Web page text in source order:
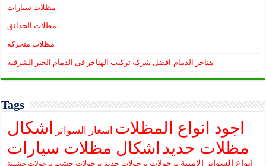
مظلات سيارات
مظلات الحدائق
مظلات متحركة
هناجر الدمام-افضل شركة تركيب الهناجر في الدمام الخبر الشرقية
Tags
اجود انواع المظلات اسعار السواتر
اشكال
مظلات حديد اشكال مظلات سيارات
انواع السواتر الامنية برجولات برجولات حديد برجولات خشب برجولات خشبية